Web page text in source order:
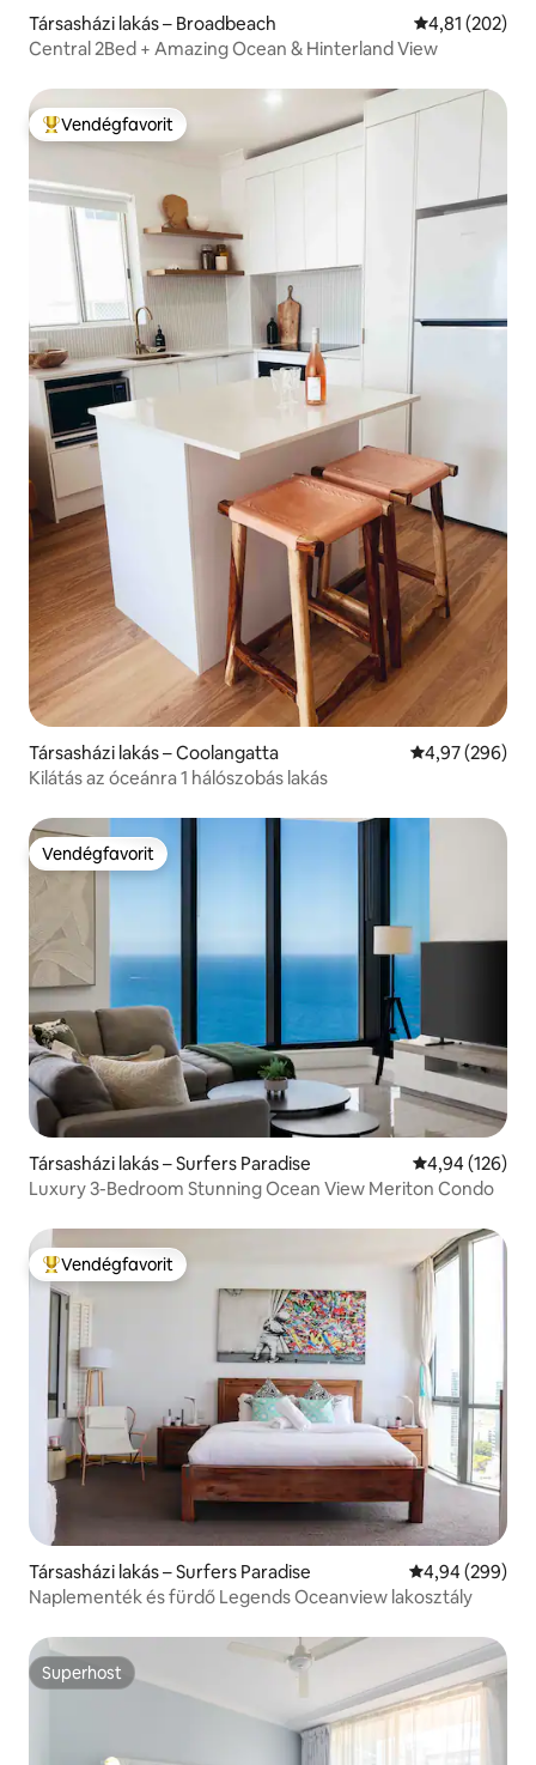
Társasházi lakás – Broadbeach Átlagos
4,81 (202)
Central 2Bed + Amazing Ocean & Hinterland View
Kiemelt vendégfavorit
Vendégfavorit
Társasházi lakás – Coolangatta Átlagos
4,97 (296)
Kilátás az óceánra 1 hálószobás lakás
Vendégfavorit
Vendégfavorit
Társasházi lakás – Surfers Paradise Átlagos
4,94 (126)
Luxury 3-Bedroom Stunning Ocean View Meriton Condo
Kiemelt vendégfavorit
Vendégfavorit
Társasházi lakás – Surfers Paradise Átlagos
4,94 (299)
Naplementék és fürdő Legends Oceanview lakosztály
Superhost
Superhost